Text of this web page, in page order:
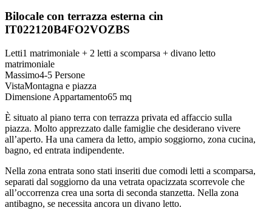
Bilocale con terrazza esterna cin
IT022120B4FO2VOZBS
Letti1 matrimoniale + 2 letti a scomparsa + divano letto
matrimoniale
Massimo4-5 Persone
VistaMontagna e piazza
Dimensione Appartamento65 mq
È situato al piano terra con terrazza privata ed affaccio sulla
piazza. Molto apprezzato dalle famiglie che desiderano vivere
all’aperto. Ha una camera da letto, ampio soggiorno, zona cucina,
bagno, ed entrata indipendente.
Nella zona entrata sono stati inseriti due comodi letti a scomparsa,
separati dal soggiorno da una vetrata opacizzata scorrevole che
all’occorrenza crea una sorta di seconda stanzetta. Nella zona
antibagno, se necessita ancora un divano letto.